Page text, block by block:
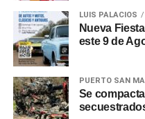
Adorniexplicó que el
será por decreto, en otros
ministro». Respecto a los
que «empleado que esté
que un argentino abone su
LUIS PALACIOS
Nueva
este 9 de
PUERTO SAN
Se